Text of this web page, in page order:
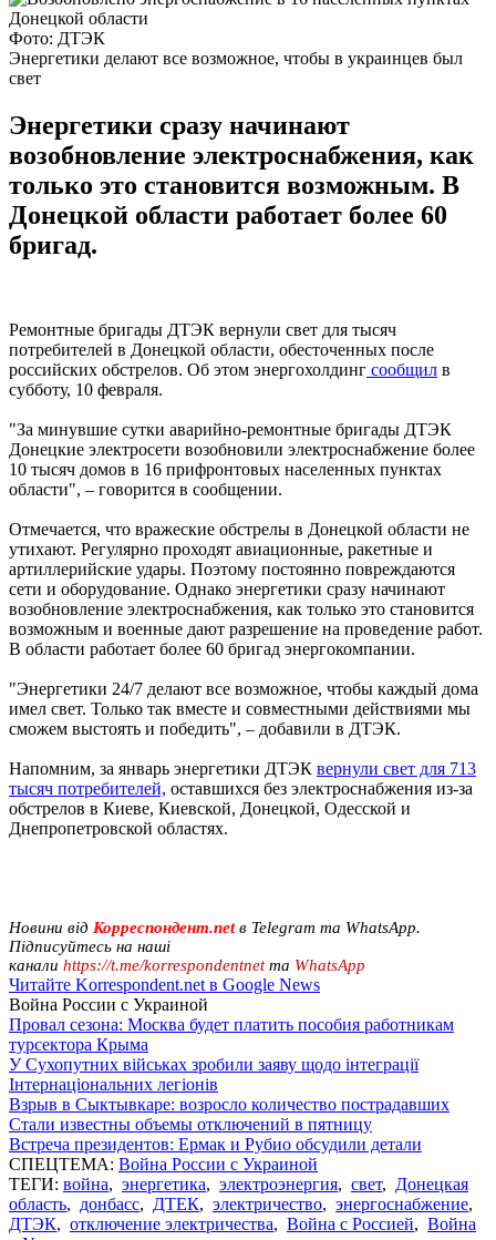
Фото: ДТЭК
Энергетики делают все возможное, чтобы в украинцев был
свет
Энергетики сразу начинают
возобновление электроснабжения, как
только это становится возможным. В
Донецкой области работает более 60
бригад.
Ремонтные бригады ДТЭК вернули свет для тысяч
потребителей в Донецкой области, обесточенных после
российских обстрелов. Об этом энергохолдинг сообщил в
субботу, 10 февраля.
"За минувшие сутки аварийно-ремонтные бригады ДТЭК
Донецкие электросети возобновили электроснабжение более
10 тысяч домов в 16 прифронтовых населенных пунктах
области", – говорится в сообщении.
Отмечается, что вражеские обстрелы в Донецкой области не
утихают. Регулярно проходят авиационные, ракетные и
артиллерийские удары. Поэтому постоянно повреждаются
сети и оборудование. Однако энергетики сразу начинают
возобновление электроснабжения, как только это становится
возможным и военные дают разрешение на проведение работ.
В области работает более 60 бригад энергокомпании.
"Энергетики 24/7 делают все возможное, чтобы каждый дома
имел свет. Только так вместе и совместными действиями мы
сможем выстоять и победить", – добавили в ДТЭК.
Напомним, за январь энергетики ДТЭК вернули свет для 713
тысяч потребителей, оставшихся без электроснабжения из-за
обстрелов в Киеве, Киевской, Донецкой, Одесской и
Днепропетровской областях.
Новини від Корреспондент.netв Telegram та WhatsApp.
Підписуйтесь на наші
канали https://t.me/korrespondentnetта WhatsApp
Читайте Korrespondent.net в Google News
Война России с Украиной
Провал сезона: Москва будет платить пособия работникам
турсектора Крыма
У Сухопутних військах зробили заяву щодо інтеграції
Інтернаціональних легіонів
Взрыв в Сыктывкаре: возросло количество пострадавших
Стали известны объемы отключений в пятницу
Встреча президентов: Ермак и Рубио обсудили детали
СПЕЦТЕМА: Война России с Украиной
ТЕГИ: война, энергетика, электроэнергия, свет, Донецкая
область, донбасс, ДТЕК, электричество, энергоснабжение,
ДТЭК, отключение электричества, Война с Россией, Война